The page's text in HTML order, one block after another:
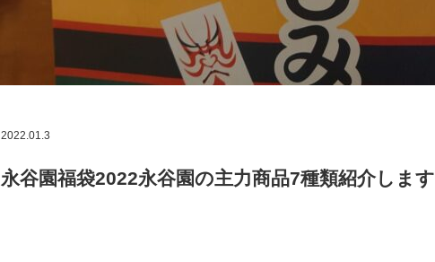
2022.01.3
永谷園福袋2022永谷園の主力商品7種類紹介します